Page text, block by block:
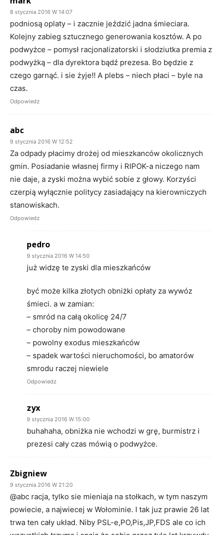
8 stycznia 2016 W 14:07
podniosą oplaty – i zacznie jeździć jadna śmieciara.
Kolejny zabieg sztucznego generowania kosztów. A po
podwyżce – pomysł racjonalizatorski i słodziutka premia z
podwyżką – dla dyrektora bądź prezesa. Bo będzie z
czego garnąć. i sie żyje!! A plebs – niech płaci – byle na
czas.
Odpowiedz
abc
9 stycznia 2016 W 12:52
Za odpady płacimy drożej od mieszkanców okolicznych
gmin. Posiadanie własnej firmy i RIPOK-a niczego nam
nie daje, a zyski można wybić sobie z głowy. Korzyści
czerpią wyłącznie politycy zasiadający na kierowniczych
stanowiskach.
Odpowiedz
pedro
9 stycznia 2016 W 14:50
już widzę te zyski dla mieszkańców
być może kilka złotych obniżki opłaty za wywóz
śmieci. a w zamian:
– smród na całą okolicę 24/7
– choroby nim powodowane
– powolny exodus mieszkańców
– spadek wartości nieruchomości, bo amatorów
smrodu raczej niewiele
Odpowiedz
zyx
9 stycznia 2016 W 15:00
buhahaha, obniżka nie wchodzi w grę, burmistrz i
prezesi cały czas mówią o podwyżce.
Zbigniew
9 stycznia 2016 W 21:20
@abc racja, tylko sie mieniaja na stołkach, w tym naszym
powiecie, a najwiecej w Wołominie. I tak juz prawie 26 lat
trwa ten cały układ. Niby PSL-e,PO,Pis,JP,FDS ale co ich